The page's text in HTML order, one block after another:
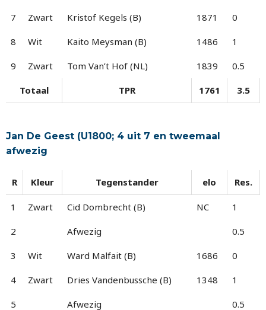
7 Zwart Kristof Kegels (B) 1871 0
8 Wit Kaito Meysman (B) 1486 1
9 Zwart Tom Van’t Hof (NL) 1839 0.5
Totaal TPR 1761 3.5
Jan De Geest (U1800; 4 uit 7 en tweemaal
afwezig
R Kleur Tegenstander elo Res.
1 Zwart Cid Dombrecht (B) NC 1
2 Afwezig 0.5
3 Wit Ward Malfait (B) 1686 0
4 Zwart Dries Vandenbussche (B) 1348 1
5 Afwezig 0.5